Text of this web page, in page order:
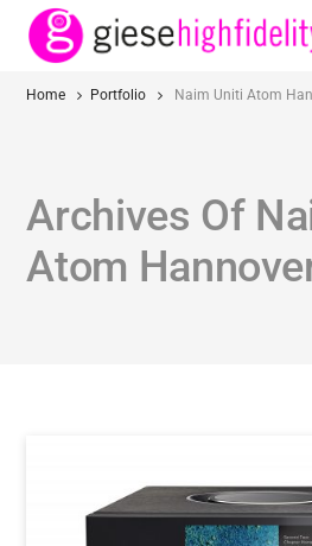
Home Portfolio Naim Uniti Atom
Archives Of
Atom